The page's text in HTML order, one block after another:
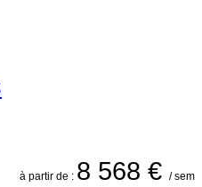
à partir de : 8 568 € / sem